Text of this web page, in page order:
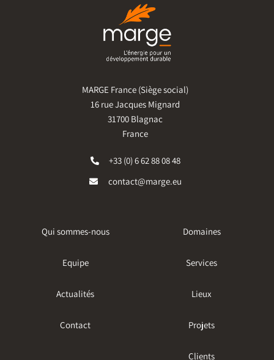
MARGE France (Siège social)
16 rue Jacques Mignard
31700 Blagnac
France
+33 (0) 6 62 88 08 48
contact@marge.eu
Qui sommes-nous
Equipe
Actualités
Contact
Domaines
Services
Lieux
Projets
Clients